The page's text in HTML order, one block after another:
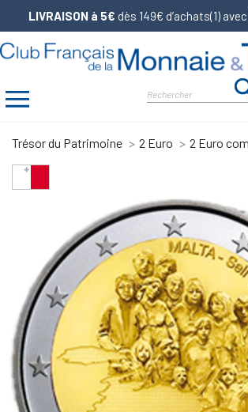
LIVRAISON à 5€ dès 149€ d’achats(1)
Trésor du Patrimoine 2 Euro 2 Euro